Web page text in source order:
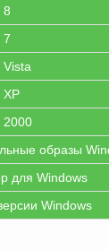
8
7
Vista
XP
2000
образы
для Windows
Windows